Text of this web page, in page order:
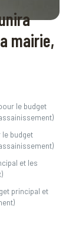
mairie,
le budget
budget
et les
principal et